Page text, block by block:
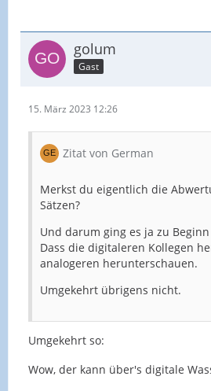
golum
Gast
15. März 2023 12:26
Zitat von German
Merkst du eigentlich die
Sätzen?
Und darum ging es ja zu
Dass die digitaleren Kollegen
analogeren herunterschauen.
Umgekehrt übrigens nicht.
Umgekehrt so:
Wow, der kann über's digitale